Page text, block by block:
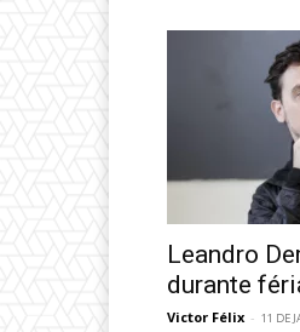
Leandro
durante
Victor Félix - 11 DE